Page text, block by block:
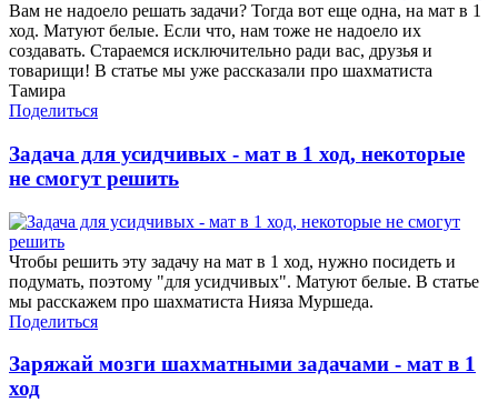
Вам не надоело решать задачи? Тогда вот еще одна, на мат в 1
ход. Матуют белые. Если что, нам тоже не надоело их
создавать. Стараемся исключительно ради вас, друзья и
товарищи! В статье мы уже рассказали про шахматиста
Тамира
Поделиться
Задача для усидчивых - мат в 1 ход, некоторые
не смогут решить
Чтобы решить эту задачу на мат в 1 ход, нужно посидеть и
подумать, поэтому "для усидчивых". Матуют белые. В статье
мы расскажем про шахматиста Нияза Муршеда.
Поделиться
Заряжай мозги шахматными задачами - мат в 1
ход